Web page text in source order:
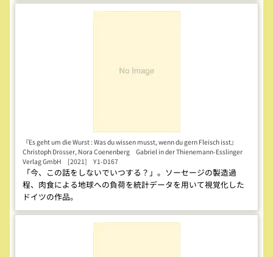
『Es geht um die Wurst : Was du wissen musst, wenn du gern Fleisch isst』
Christoph Drösser, Nora Coenenberg Gabriel in der Thienemann-Esslinger
Verlag GmbH [2021] Y1-D167
「今、この話をしないでいつする？」。ソーセージの製造過
程、肉食による地球への負荷を統計データを用いて視覚化した
ドイツの作品。